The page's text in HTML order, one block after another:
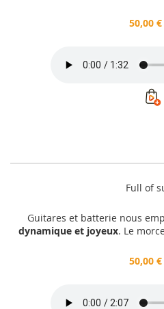
50,00 €
Full of
Guitares et batterie nous
dynamique et joyeux. Le
50,00 €